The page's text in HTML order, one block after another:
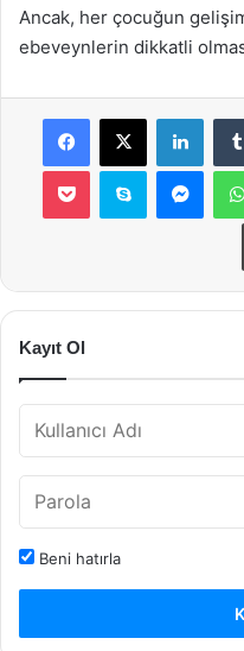
Ancak, her çocuğun
ebeveynlerin dikkatli
Facebook
X
Pocket Skype
Kayıt Ol
Beni hatırla